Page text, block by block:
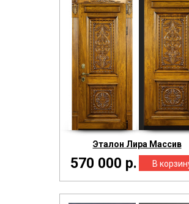
Эталон Лира Массив
570 000 р.